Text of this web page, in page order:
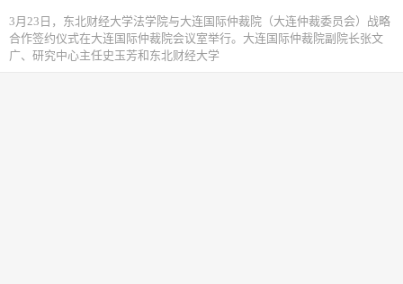
3月23日，东北财经大学法学院与大连国际仲裁院（大连仲裁委员会）战略
合作签约仪式在大连国际仲裁院会议室举行。大连国际仲裁院副院长张文
广、研究中心主任史玉芳和东北财经大学